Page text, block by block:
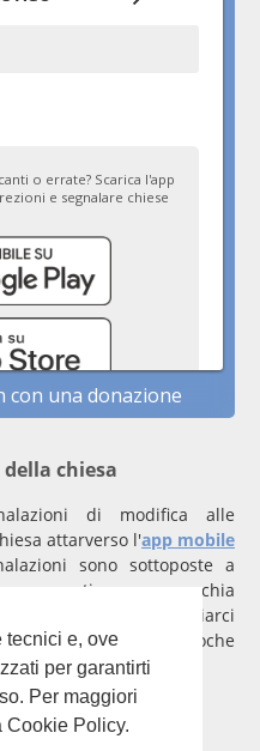
tecnici e, ove
per garantirti
Per maggiori
Cookie Policy.
chiesa
di modifica alle
attarverso l'app mobile
sono sottoposte a
una parrocchia
verificato per inviarci
gestite entro poche
ainfo@dindondan.app